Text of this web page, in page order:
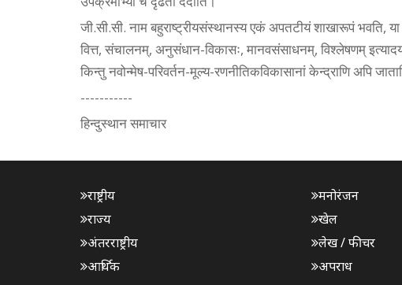
जी.सी.सी. नाम बहुराष्ट्रीयसंस्थानस्य एकं अपतटीयं शाखारूपं भवति, या
वित्त, संचालनम्, अनुसंधान-विकासः, मानवसंसाधनम्, विश्लेषणम्
किन्तु नवोन्मेष-परिवर्तन-मूल्य-रणनीतिकविकासानां केन्द्राणि अपि
-----------
हिन्दुस्थान समाचार
राष्ट्रीय
राज्य
अंतरराष्ट्रीय
आर्थिक
मनोरंजन
खेल
लेख / फीचर
अपराध